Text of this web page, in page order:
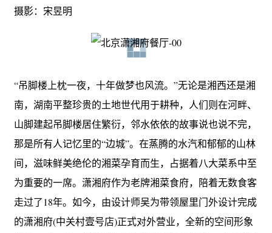
摄影：宋昱明
“吊脚楼上枕一夜，十年做梦也风流。”无论是湘西还是湘
南，湖南平整珍贵的土地世代用于耕种，人们则在河畔、
山脚建起吊脚楼居住繁衍，邻水依依的故事说也说不完，
那是所有人记忆里的“边城”。在蒸腾的水汽和郁郁的山林
间，滋味鲜美绝伦的湘菜孕育而生，占据着八大菜系中至
为重要的一席。潇湘府作为老牌湘菜食府，陪着无数食客
走过了18年。如今，由设计师吴为带领屋里门外设计完成
的潇湘府(中关村壹号店)正式对外营业，全新的空间形象